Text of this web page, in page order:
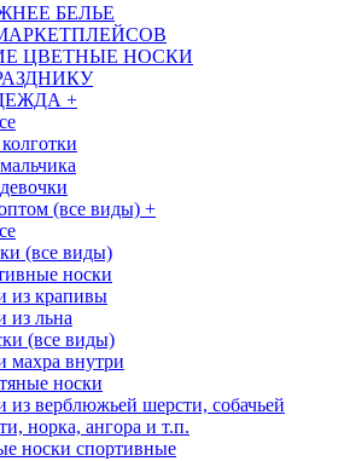
БЕЛЬЕ
ЦВЕТНЫЕ НОСКИ
+
(все виды) +
(все виды)
носки
из крапивы
из льна
(все виды)
махра внутри
носки
из верблюжьей шерсти, собачьей
норка, ангора и т.п.
носки спортивные